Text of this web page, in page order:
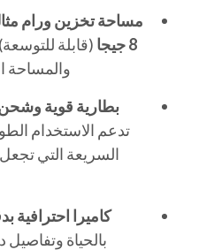
مساحة تخزين ورام
8 جيجا
(قابلة
والمساحة
بطارية قوية
تدعم الاستخدام
السريعة التي
كاميرا احترافية بدقة
بالحياة